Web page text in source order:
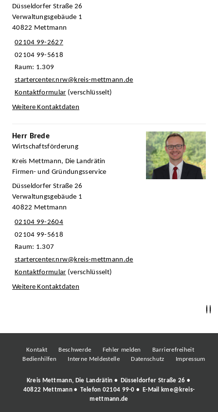
Düsseldorfer Straße 26
Verwaltungsgebäude 1
40822 Mettmann
02104 99-2627
02104 99-5618
Raum: 1.309
startercenter.nrw@kreis-mettmann.de
Kontaktformular (verschlüsselt)
Weitere Kontaktdaten
Herr Brede
Wirtschaftsförderung
Kreis Mettmann, Die Landrätin
Firmen- und Gründungsservice
Düsseldorfer Straße 26
Verwaltungsgebäude 1
40822 Mettmann
02104 99-2604
02104 99-5618
Raum: 1.307
startercenter.nrw@kreis-mettmann.de
Kontaktformular (verschlüsselt)
Weitere Kontaktdaten
Kontakt Beschwerde Fehler melden
Barrierefreiheit
Bedienhilfen
Interne Meldestelle Datenschutz Impressum
Kreis Mettmann, Die Landrätin • Düsseldorfer Straße 26 •
40822 Mettmann • Telefon 02104 99-0 • E-Mail
kme@kreis-
mettmann.de